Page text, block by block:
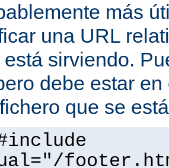
más
una URL
sirviendo.
debe estar
que se